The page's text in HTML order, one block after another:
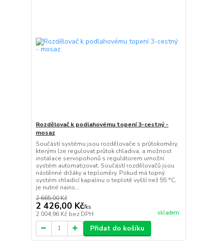
Rozdělovač k podlahovému topení 3-cestný -
mosaz
Součástí systému jsou rozdělovače s průtokoměry,
kterými lze regulovat průtok chladiva, a možnost
instalace servopohonů s regulátorem umožní
systém automatizovat. Součástí rozdělovačů jsou
nástěnné držáky a teploměry. Pokud má topný
systém chladicí kapalinu o teplotě vyšší než 55 °C,
je nutné nains...
2 665,00 Kč
2 426,00 Kč/ks
2 004,96 Kč bez DPH skladem
Přidat do košíku